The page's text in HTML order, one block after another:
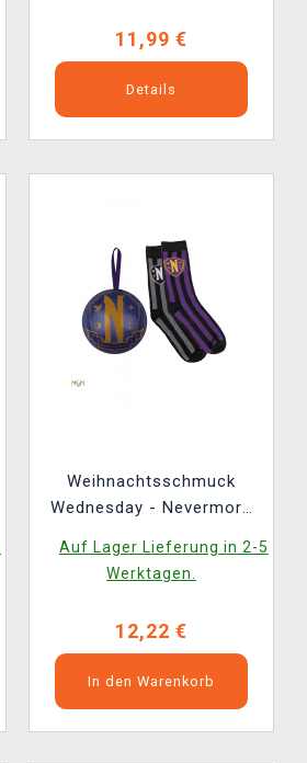
11,99 €
Details
Weihnachtsschmuck
Wednesday - Nevermore
Inneren)
Auf Lager Lieferung in 2-5
Werktagen.
12,22 €
In den Warenkorb